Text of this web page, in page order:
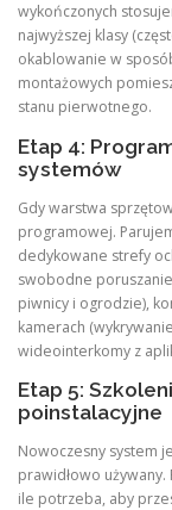
wykończonych
najwyższej klasy
okablowanie w
montażowych
stanu pierwotnego.
Etap 4:
systemów
Gdy warstwa
programowej.
dedykowane strefy
swobodne
piwnicy i ogrodzie),
kamerach
wideointerkomy z
Etap 5:
poinstalacyjne
Nowoczesny system
prawidłowo
ile potrzeba, aby